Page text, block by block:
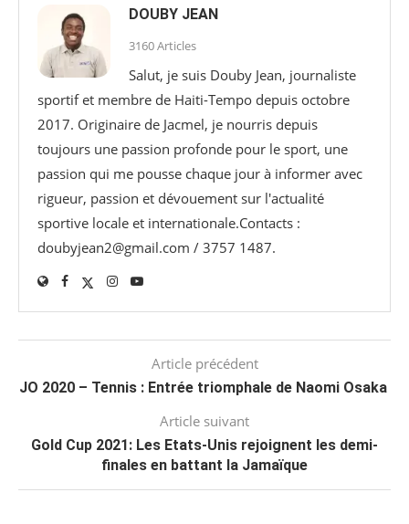
DOUBY JEAN
3160 Articles
Salut, je suis Douby Jean, journaliste
sportif et membre de Haiti-Tempo depuis octobre
2017. Originaire de Jacmel, je nourris depuis
toujours une passion profonde pour le sport, une
passion qui me pousse chaque jour à informer avec
rigueur, passion et dévouement sur l'actualité
sportive locale et internationale.Contacts :
doubyjean2@gmail.com / 3757 1487.
Article précédent
JO 2020 – Tennis : Entrée triomphale de Naomi Osaka
Article suivant
Gold Cup 2021: Les Etats-Unis rejoignent les demi-
finales en battant la Jamaïque